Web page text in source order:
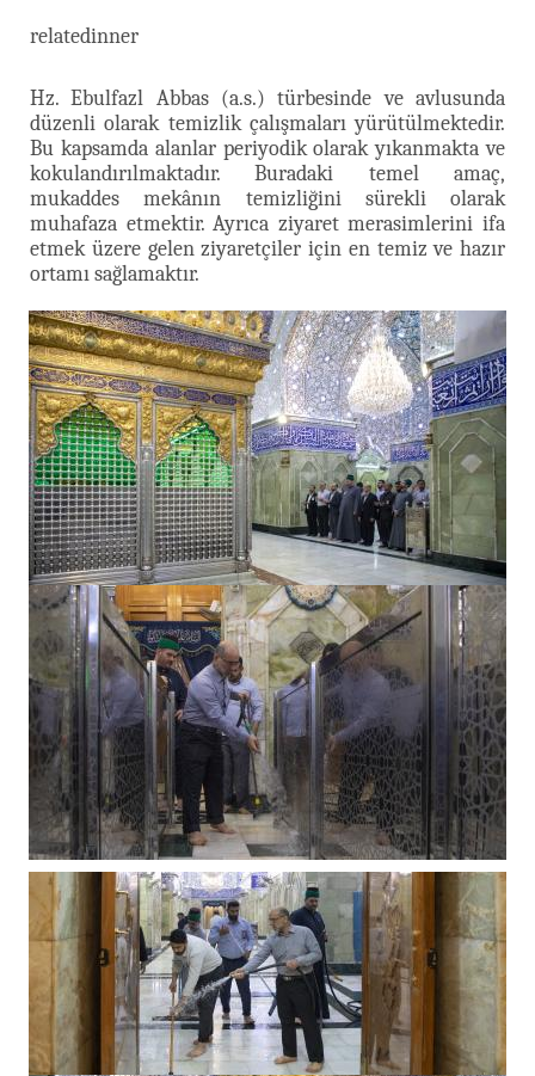
relatedinner
Hz. Ebulfazl Abbas (a.s.) türbesinde ve avlusunda
düzenli olarak temizlik çalışmaları yürütülmektedir.
Bu kapsamda alanlar periyodik olarak yıkanmakta ve
kokulandırılmaktadır. Buradaki temel amaç,
mukaddes mekânın temizliğini sürekli olarak
muhafaza etmektir. Ayrıca ziyaret merasimlerini ifa
etmek üzere gelen ziyaretçiler için en temiz ve hazır
ortamı sağlamaktır.